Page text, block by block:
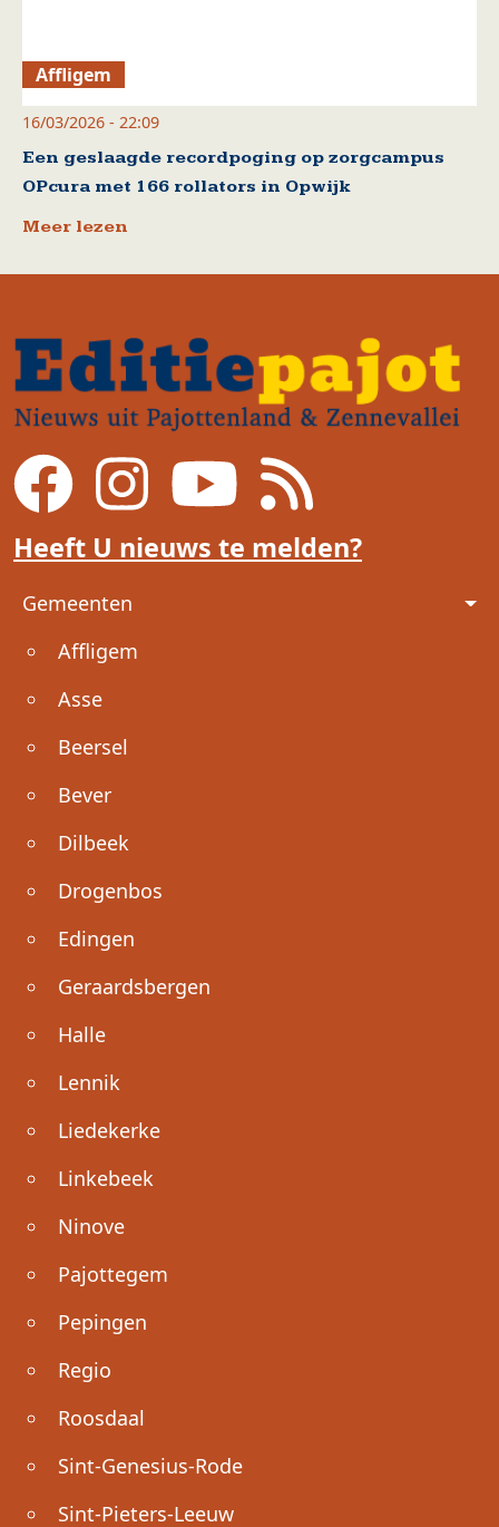
Affligem
16/03/2026 - 22:09
Een geslaagde recordpoging op zorgcampus
OPcura met 166 rollators in Opwijk
Meer lezen
Heeft U nieuws te melden?
Voet
Gemeenten
Affligem
Asse
Beersel
Bever
Dilbeek
Drogenbos
Edingen
Geraardsbergen
Halle
Lennik
Liedekerke
Linkebeek
Ninove
Pajottegem
Pepingen
Regio
Roosdaal
Sint-Genesius-Rode
Sint-Pieters-Leeuw